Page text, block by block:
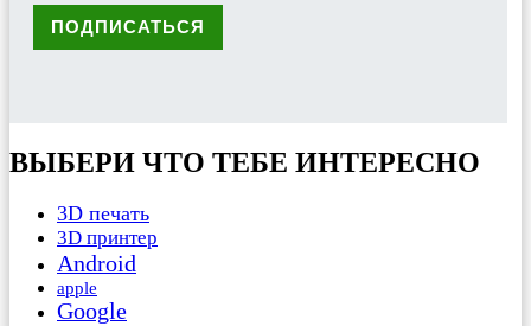
ВЫБЕРИ ЧТО ТЕБЕ ИНТЕРЕСНО
3D печать
3D принтер
Android
apple
Google